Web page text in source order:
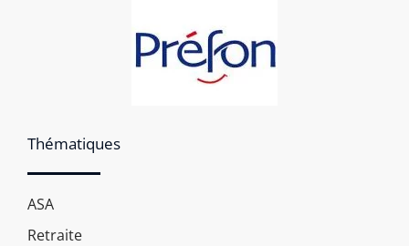
Thématiques
ASA
Retraite